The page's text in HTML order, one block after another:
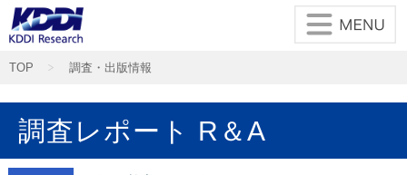
TOP 調査・出版情報
調査レポート R＆A